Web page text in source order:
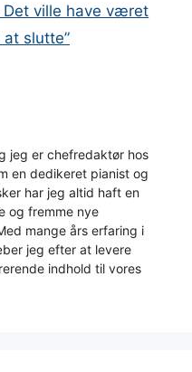
Det ville have været
slutte”
jeg er chefredaktør hos
en dedikeret pianist og
har jeg altid haft en
og fremme nye
mange års erfaring i
jeg efter at levere
indhold til vores